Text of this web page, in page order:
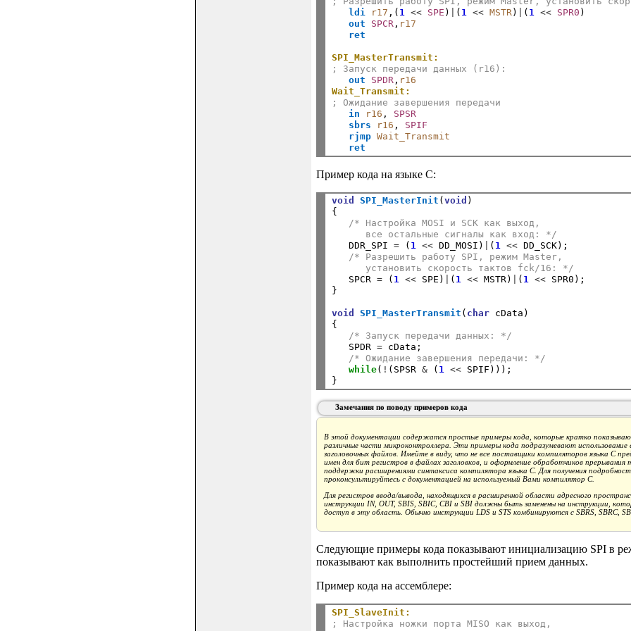
ldi
r17 ,( 1 << SPE ) ( 1 << MSTR ) ( 1 << SPR0 )
out
SPCR , r17
ret
SPI_MasterTransmit:
; Запуск передачи данных (r16):
out
SPDR , r16
Wait_Transmit:
; Ожидание завершения передачи
in
r16 , SPSR
sbrs
r16 , SPIF
rjmp Wait_Transmit
ret
Пример кода на языке C:
void SPI_MasterInit ( void )
{
/* Настройка MOSI и SCK как выход,
      все остальные сигналы как вход: */
DDR_SPI = ( 1 << DD_MOSI) ( 1 << DD_SCK);
/* Разрешить работу SPI, режим Master,
      установить скорость тактов fck/16: */
SPCR = ( 1 << SPE) ( 1 << MSTR) ( 1 << SPR0);
}
void SPI_MasterTransmit ( char cData)
{
/* Запуск передачи данных: */
   SPDR
= cData;
/* Ожидание завершения передачи: */
while( ! (SPSR & ( 1 << SPIF)));
Замечания по поводу примеров кода
В этой документации содержатся простые примеры кода, которые кратко
различные части микроконтроллера. Эти примеры кода подразумевают использование
заголовочных файлов. Имейте в виду, что не все поставщики компиляторов языка C
имен для бит регистров в файлах заголовков, и оформление обработчиков
поддержки расширениями синтаксиса компилятора языка C. Для получения
проконсультируйтесь с документацией на используемый Вами компилятор C.
Для регистров ввода/вывода, находящихся в расширенной области адресного
инструкции IN, OUT, SBIS, SBIC, CBI и SBI должны быть заменены на инструкции,
доступ в эту область. Обычно инструкции LDS и STS комбинируются с SBRS, SBRC,
Следующие примеры кода показывают инициализацию SPI в
показывают как выполнить простейший прием данных.
Пример кода на ассемблере:
SPI_SlaveInit:
; Настройка ножки порта MISO как выход,